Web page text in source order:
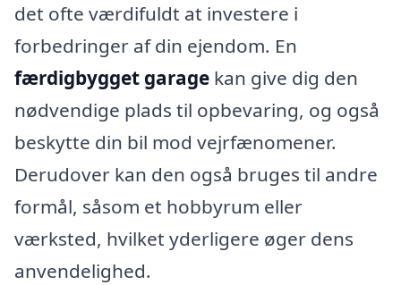
det ofte værdifuldt at investere i
forbedringer af din ejendom. En
færdigbygget garage kan give dig den
nødvendige plads til opbevaring, og også
beskytte din bil mod vejrfænomener.
Derudover kan den også bruges til andre
formål, såsom et hobbyrum eller
værksted, hvilket yderligere øger dens
anvendelighed.